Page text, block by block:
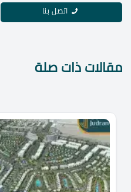
اتصل بنا
مقالات ذات صلة